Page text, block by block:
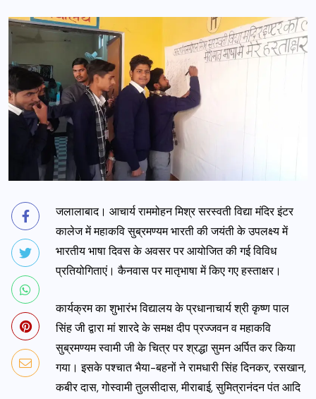
जलालाबाद। आचार्य राममोहन मिश्र सरस्वती विद्या मंदिर इंटर
कालेज में महाकवि सुब्रमण्यम भारती की जयंती के उपलक्ष्य में
भारतीय भाषा दिवस के अवसर पर आयोजित की गई विविध
प्रतियोगिताएं। कैनवास पर मातृभाषा में किए गए हस्ताक्षर।
कार्यक्रम का शुभारंभ विद्यालय के प्रधानाचार्य श्री कृष्ण पाल
सिंह जी द्वारा मां शारदे के समक्ष दीप प्रज्जवन व महाकवि
सुब्रमण्यम स्वामी जी के चित्र पर श्रद्धा सुमन अर्पित कर किया
गया। इसके पश्चात भैया-बहनों ने रामधारी सिंह दिनकर, रसखान,
कबीर दास, गोस्वामीतुलसीदास, मीराबाई, सुमित्रानंदन पंत आदि